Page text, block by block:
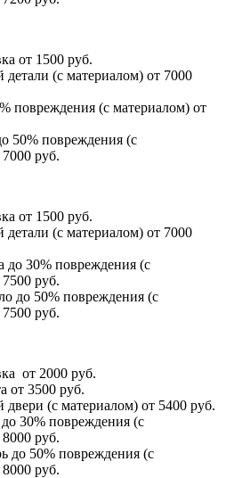
от 1500 руб.
детали (с материалом) от 7000
повреждения (с материалом) от
50% повреждения (с
руб.
от 1500 руб.
детали (с материалом) от 7000
до 30% повреждения (с
руб.
до 50% повреждения (с
руб.
от 2000 руб.
от 3500 руб.
двери (с материалом) от 5400 руб.
до 30% повреждения (с
руб.
до 50% повреждения (с
руб.